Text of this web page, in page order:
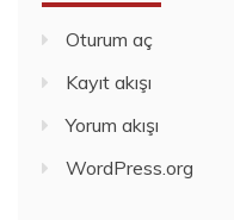
Oturum aç
Kayıt akışı
Yorum akışı
WordPress.org